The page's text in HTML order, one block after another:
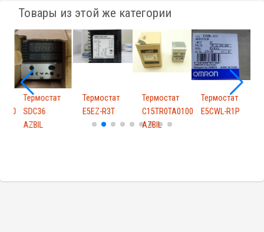
Товары из этой же категории
Термостат
SDC36
AZBIL
Термостат
E5EZ-R3T
Термостат
C15TR0TA0100
AZBIL
Термостат
E5CWL-R1P